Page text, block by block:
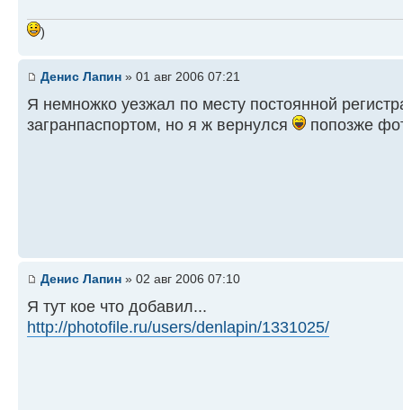
)
Денис Лапин » 01 авг 2006 07:21
Я немножко уезжал по месту постоянной
загранпаспортом, но я ж вернулся
попозже
Денис Лапин » 02 авг 2006 07:10
Я тут кое что добавил...
http://photofile.ru/users/denlapin/1331025/